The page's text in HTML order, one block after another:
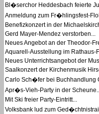
Bl�serchor Heddesbach feierte
Anmeldung zum Fr�hlingsfest-
Benefizkonzert in der
Gerd Mayer-Mendez verstorben...
Neues Angebot an der Theodor-
Aquarell-Ausstellung im Rathaus-
Neues Unterrichtsangebot der
Saalkonzert der Kirchenmusik
Carlo Sch�fer bei Buchhandlung
Apr�s-Vieh-Party in der
Mit Ski freier Party-Eintritt...
Volksbank lud zum